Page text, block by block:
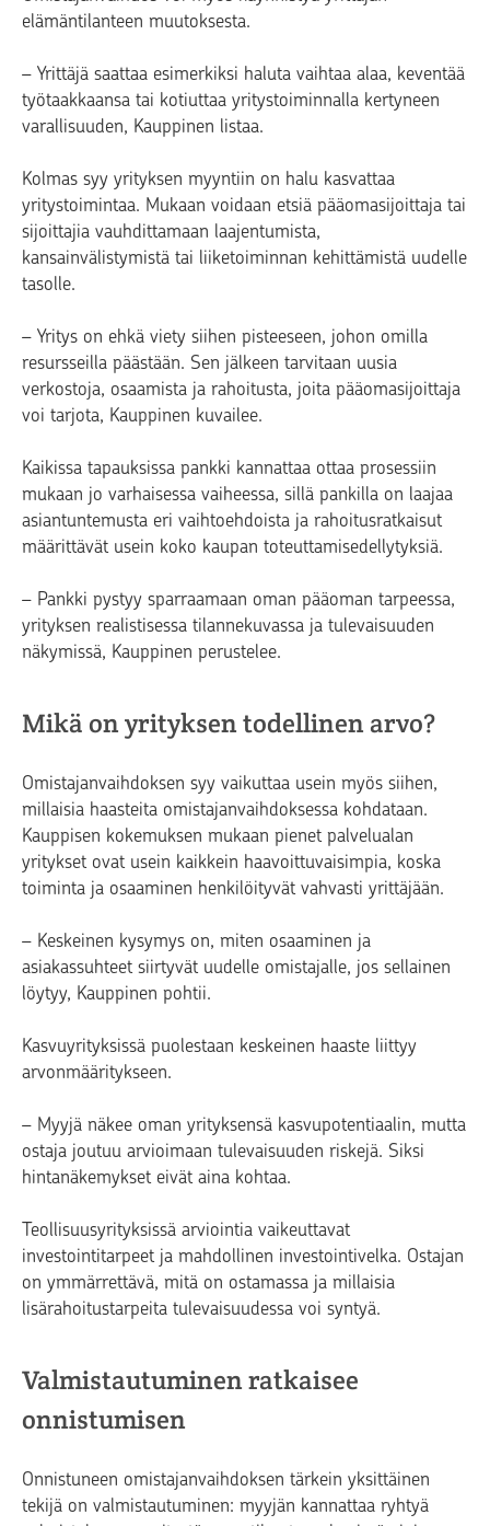
elämäntilanteen muutoksesta.
– Yrittäjä saattaa esimerkiksi haluta vaihtaa alaa, keventää
työtaakkaansa tai kotiuttaa yritystoiminnalla kertyneen
varallisuuden, Kauppinen listaa.
Kolmas syy yrityksen myyntiin on halu kasvattaa
yritystoimintaa. Mukaan voidaan etsiä pääomasijoittaja tai
sijoittajia vauhdittamaan laajentumista,
kansainvälistymistä tai liiketoiminnan kehittämistä uudelle
tasolle.
– Yritys on ehkä viety siihen pisteeseen, johon omilla
resursseilla päästään. Sen jälkeen tarvitaan uusia
verkostoja, osaamista ja rahoitusta, joita pääomasijoittaja
voi tarjota, Kauppinen kuvailee.
Kaikissa tapauksissa pankki kannattaa ottaa prosessiin
mukaan jo varhaisessa vaiheessa, sillä pankilla on laajaa
asiantuntemusta eri vaihtoehdoista ja rahoitusratkaisut
määrittävät usein koko kaupan toteuttamisedellytyksiä.
– Pankki pystyy sparraamaan oman pääoman tarpeessa,
yrityksen realistisessa tilannekuvassa ja tulevaisuuden
näkymissä, Kauppinen perustelee.
Mikä on yrityksen todellinen arvo?
Omistajanvaihdoksen syy vaikuttaa usein myös siihen,
millaisia haasteita omistajanvaihdoksessa kohdataan.
Kauppisen kokemuksen mukaan pienet palvelualan
yritykset ovat usein kaikkein haavoittuvaisimpia, koska
toiminta ja osaaminen henkilöityvät vahvasti yrittäjään.
– Keskeinen kysymys on, miten osaaminen ja
asiakassuhteet siirtyvät uudelle omistajalle, jos sellainen
löytyy, Kauppinen pohtii.
Kasvuyrityksissä puolestaan keskeinen haaste liittyy
arvonmääritykseen.
– Myyjä näkee oman yrityksensä kasvupotentiaalin, mutta
ostaja joutuu arvioimaan tulevaisuuden riskejä. Siksi
hintanäkemykset eivät aina kohtaa.
Teollisuusyrityksissä arviointia vaikeuttavat
investointitarpeet ja mahdollinen investointivelka. Ostajan
on ymmärrettävä, mitä on ostamassa ja millaisia
lisärahoitustarpeita tulevaisuudessa voi syntyä.
Valmistautuminen ratkaisee
onnistumisen
Onnistuneen omistajanvaihdoksen tärkein yksittäinen
tekijä on valmistautuminen: myyjän kannattaa ryhtyä